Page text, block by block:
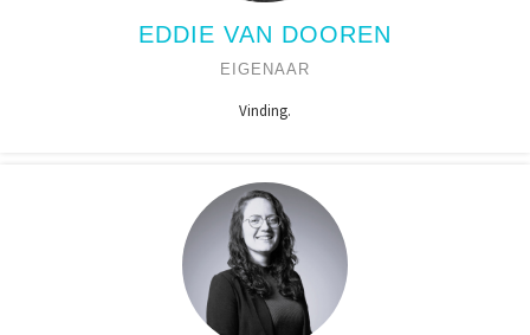
EDDIE VAN DOOREN
EIGENAAR
Vinding.